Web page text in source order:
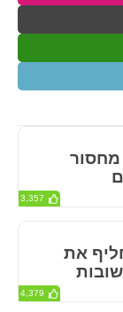
מחסור
3,357
את
4,379